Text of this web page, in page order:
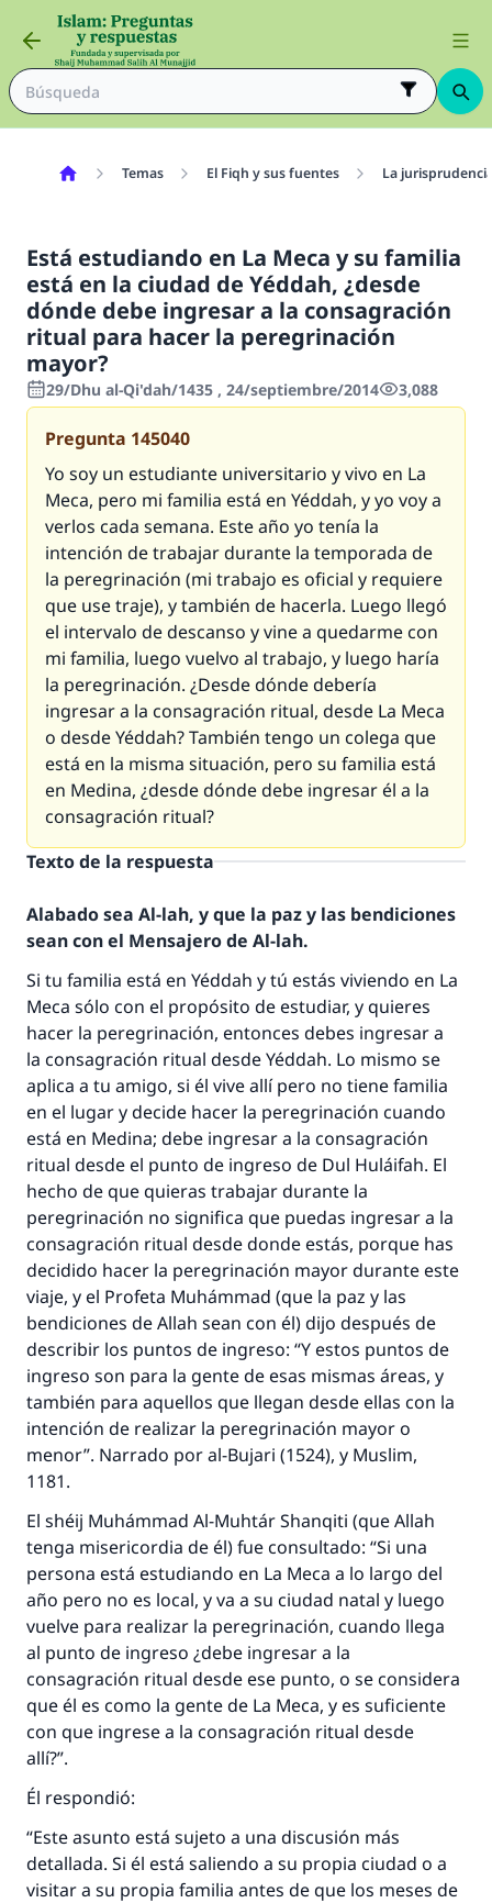
Temas El Fiqh y sus fuentes La
Está estudiando en La Meca y su familia
está en la ciudad de Yéddah, ¿desde
dónde debe ingresar a la consagración
ritual para hacer la peregrinación
mayor?
29/Dhu al-Qi'dah/1435 , 24/septiembre/2014 3,088
Pregunta 145040
Yo soy un estudiante universitario y vivo en La
Meca, pero mi familia está en Yéddah, y yo voy a
verlos cada semana. Este año yo tenía la
intención de trabajar durante la temporada de
la peregrinación (mi trabajo es oficial y requiere
que use traje), y también de hacerla. Luego llegó
el intervalo de descanso y vine a quedarme con
mi familia, luego vuelvo al trabajo, y luego haría
la peregrinación. ¿Desde dónde debería
ingresar a la consagración ritual, desde La Meca
o desde Yéddah? También tengo un colega que
está en la misma situación, pero su familia está
en Medina, ¿desde dónde debe ingresar él a la
consagración ritual?
Texto de la respuesta
Alabado sea Al-lah, y que la paz y las bendiciones
sean con el Mensajero de Al-lah.
Si tu familia está en Yéddah y tú estás viviendo en La
Meca sólo con el propósito de estudiar, y quieres
hacer la peregrinación, entonces debes ingresar a
la consagración ritual desde Yéddah. Lo mismo se
aplica a tu amigo, si él vive allí pero no tiene familia
en el lugar y decide hacer la peregrinación cuando
está en Medina; debe ingresar a la consagración
ritual desde el punto de ingreso de Dul Huláifah. El
hecho de que quieras trabajar durante la
peregrinación no significa que puedas ingresar a la
consagración ritual desde donde estás, porque has
decidido hacer la peregrinación mayor durante este
viaje, y el Profeta Muhámmad (que la paz y las
bendiciones de Allah sean con él) dijo después de
describir los puntos de ingreso: “Y estos puntos de
ingreso son para la gente de esas mismas áreas, y
también para aquellos que llegan desde ellas con la
intención de realizar la peregrinación mayor o
menor”. Narrado por al-Bujari (1524), y Muslim,
1181.
El shéij Muhámmad Al-Muhtár Shanqiti (que Allah
tenga misericordia de él) fue consultado: “Si una
persona está estudiando en La Meca a lo largo del
año pero no es local, y va a su ciudad natal y luego
vuelve para realizar la peregrinación, cuando llega
al punto de ingreso ¿debe ingresar a la
consagración ritual desde ese punto, o se considera
que él es como la gente de La Meca, y es suficiente
con que ingrese a la consagración ritual desde
allí?”.
Él respondió:
“Este asunto está sujeto a una discusión más
detallada. Si él está saliendo a su propia ciudad o a
visitar a su propia familia antes de que los meses de
La respuesta no. 110845 salvó un
matrimonio.
Desde la Q hasta la A, su contribución ayuda a
IslamQA.